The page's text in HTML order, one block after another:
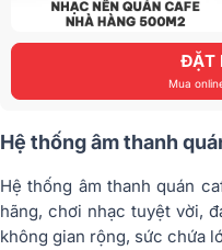
ĐẶT
Mua
Hệ thống âm thanh
Hệ thống âm thanh quán
hãng, chơi nhạc tuyệt vời,
không gian rộng, sức chứa